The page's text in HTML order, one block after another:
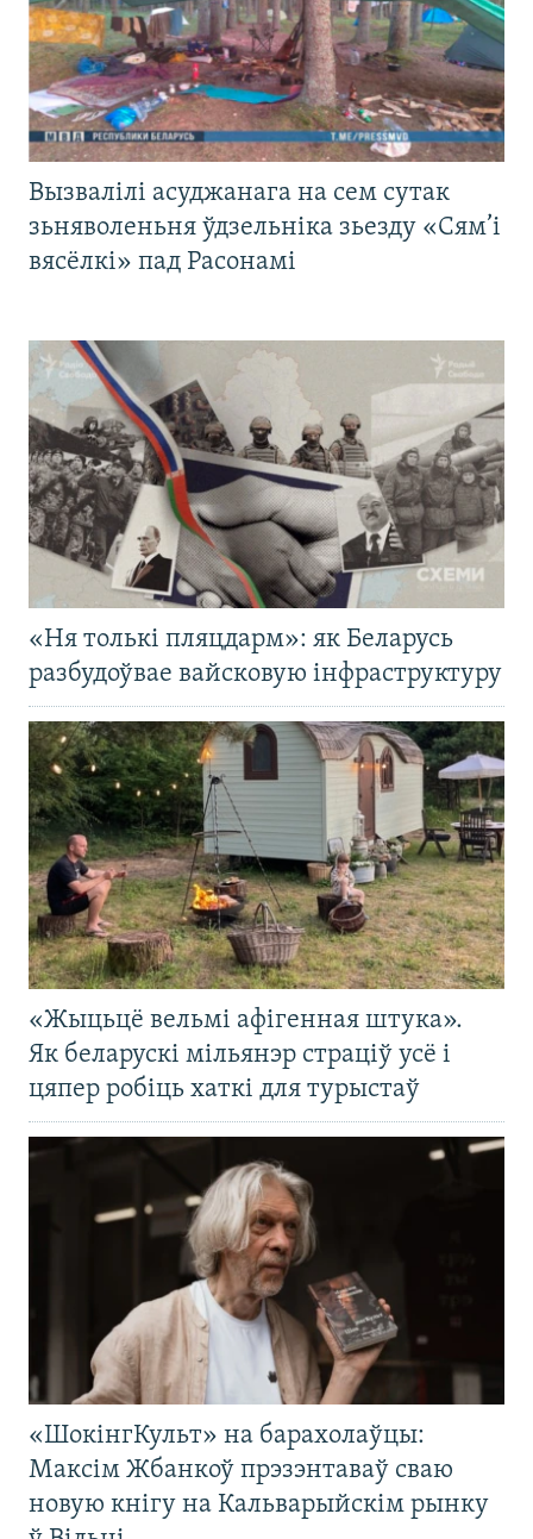
Вызвалілі асуджанага на сем сутак
зьняволеньня ўдзельніка зьезду «Сям’і
вясёлкі» пад Расонамі
«Ня толькі пляцдарм»: як Беларусь
разбудоўвае вайсковую інфраструктуру
«Жыцьцё вельмі афігенная штука».
Як беларускі мільянэр страціў усё і
цяпер робіць хаткі для турыстаў
«ШокінгКульт» на барахолаўцы:
Максім Жбанкоў прэзэнтаваў сваю
новую кнігу на Кальварыйскім рынку